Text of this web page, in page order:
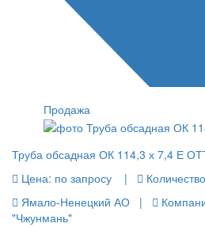
Продажа
Труба обсадная ОК 114,3 х 7,4 Е
Цена: по запросу |
Ямало-Ненецкий АО |
"Чжунмань"